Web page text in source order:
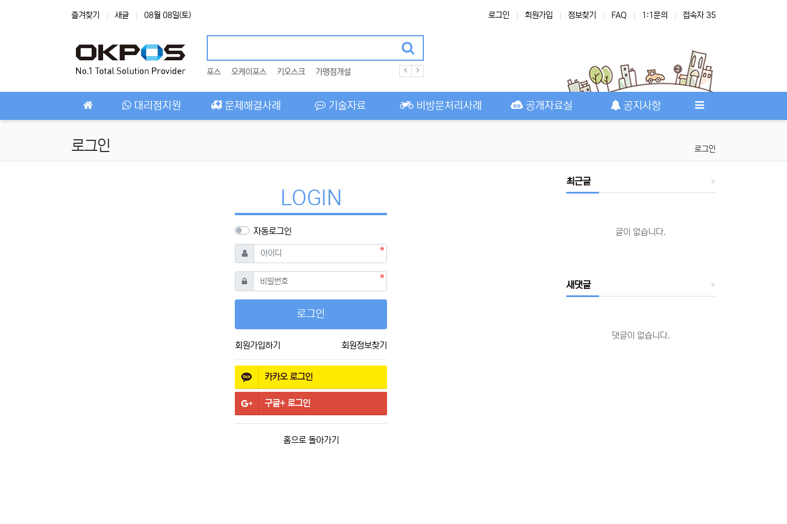
즐겨찾기 새글 08월 08일(토) 로그인 회원가입 정보찾기 FAQ 1:1문의 접속자 35
포스 오케이포스 키오스크 가맹점개설
대리점지원 문제해결사례 기술자료 비방문처리사례 공개자료실 공지사항
로그인 로그인
LOGIN
자동로그인
아이디
필수
비밀번호필수
로그인
회원가입하기 회원정보찾기
카카오로그인
구글+ 로그인
홈으로 돌아가기
최근글
글이 없습니다.
새댓글
댓글이 없습니다.